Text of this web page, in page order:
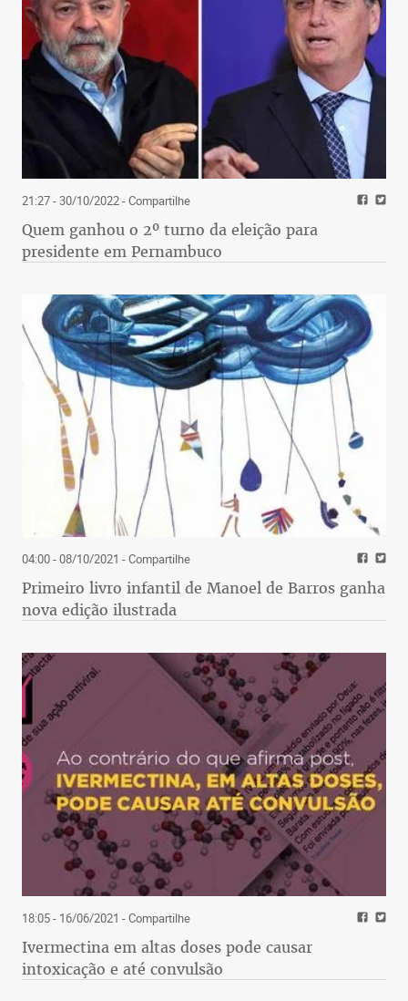
21:27 - 30/10/2022- Compartilhe
Quem ganhou o 2º turno da eleição para
presidente em Pernambuco
04:00 - 08/10/2021 - Compartilhe
Primeiro livro infantil de Manoel de Barros ganha
nova edição ilustrada
18:05 - 16/06/2021 - Compartilhe
Ivermectina em altas doses pode causar
intoxicação e até convulsão